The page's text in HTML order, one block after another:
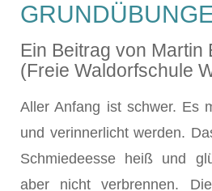
Ein Beitrag von Martin
(Freie Waldorfschule
Aller Anfang ist schwer. Es
und verinnerlicht werden.
Schmiedeesse heiß und
aber nicht verbrennen.